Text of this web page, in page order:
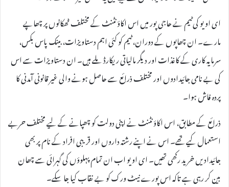
ای او یو کی ٹیم نے حاجی پور میں اس اکاؤنٹنٹ کے مختلف ٹھکانوں پر چھاپے
مارے۔ ان چھاپوں کے دوران، ٹیم کو کئی اہم دستاویزات، بینک پاس بکس،
سرمایہ کاری کے کاغذات اور دیگر مالیاتی ریکارڈ ملے ہیں۔ ان دستاویزات سے اس
کی بے نامی جائیدادوں اور مختلف ذرائع سے حاصل ہونے والی غیر قانونی آمدنی کا
پردہ فاش ہوا۔
ذرائع کے مطابق، اس اکاؤنٹنٹ نے اپنی دولت کو چھپانے کے لیے مختلف حربے
استعمال کیے تھے۔ اس نے اپنے رشتہ داروں اور قریبی افراد کے نام پر بھی
جائیدادیں خرید رکھی تھیں۔ ای او یو اب ان تمام پہلوؤں کی گہرائی سے چھان
بین کر رہی ہے تاکہ اس پورے نیٹ ورک کو بے نقاب کیا جا سکے۔